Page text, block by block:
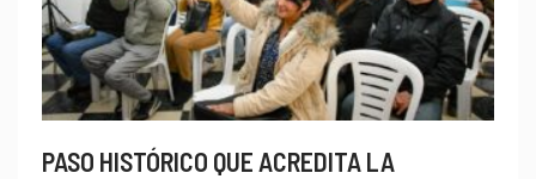
PASO HISTÓRICO QUE ACREDITA LA